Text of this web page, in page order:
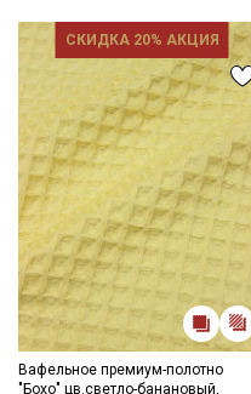
СКИДКА 20% АКЦИЯ
Вафельное премиум-полотно
"Бохо" цв.светло-банановый,